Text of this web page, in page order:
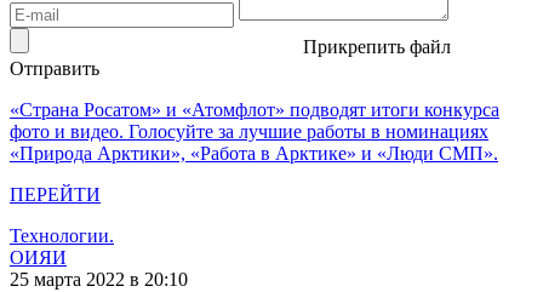
Прикрепить файл
Отправить
«Страна Росатом» и «Атомфлот» подводят итоги конкурса
фото и видео. Голосуйте за лучшие работы в номинациях
«Природа Арктики», «Работа в Арктике» и «Люди СМП».
ПЕРЕЙТИ
Технологии.
ОИЯИ
25 марта 2022 в 20:10